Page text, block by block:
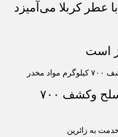
کربلا می‌آمیزد
است
هلاکت چهار شرور مسلح وکشف ۷۰۰